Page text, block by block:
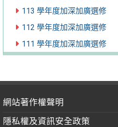
113 學年度加深加廣選修
112 學年度加深加廣選修
111 學年度加深加廣選修
網站著作權聲明
隱私權及資訊安全政策